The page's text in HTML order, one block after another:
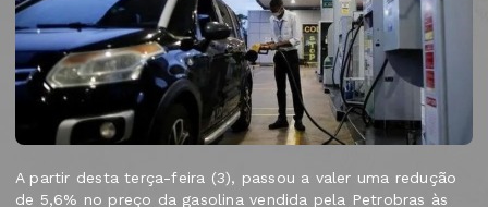
A partir desta terça-feira (3), passou a valer uma redução
de 5,6% no preço da gasolina vendida pela Petrobras às